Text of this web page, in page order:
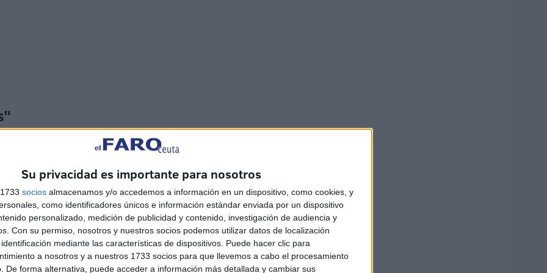
Su privacidad es importante para nosotros
socios almacenamos y/o accedemos a información en un dispositivo, como cookies, y
como identificadores únicos e información estándar enviada por un dispositivo
personalizado, medición de publicidad y contenido, investigación de audiencia y
Con su permiso, nosotros y nuestros socios podemos utilizar datos de localización
mediante las características de dispositivos. Puede hacer clic para
a nosotros y a nuestros 1733 socios para que llevemos a cabo el procesamiento
De forma alternativa, puede acceder a información más detallada y cambiar sus
generadas desde que el Tribunal Supremo se
cada una de las personas interesadas en su sede,
correo electrónico o teléfono para dar citas para
y variopintas situaciones distintas que se dan entre